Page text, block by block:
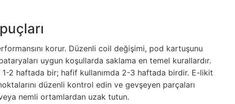
korur. Düzenli coil değişimi, pod kartuşunu
uygun koşullarda saklama en temel kurallardır.
2 haftada bir; hafif kullanımda 2-3 haftada birdir. E-likit
düzenli kontrol edin ve gevşeyen parçaları
veya nemli ortamlardan uzak tutun.